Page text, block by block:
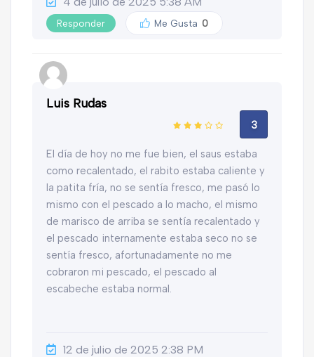
Responder Me Gusta 0
Luis Rudas
3
El día de hoy no me fue bien, el saus estaba
como recalentado, el rabito estaba caliente y
la patita fría, no se sentía fresco, me pasó lo
mismo con el pescado a lo macho, el mismo
de marisco de arriba se sentía recalentado y
el pescado internamente estaba seco no se
sentía fresco, afortunadamente no me
cobraron mi pescado, el pescado al
escabeche estaba normal.
12 de julio de 2025 2:38 PM